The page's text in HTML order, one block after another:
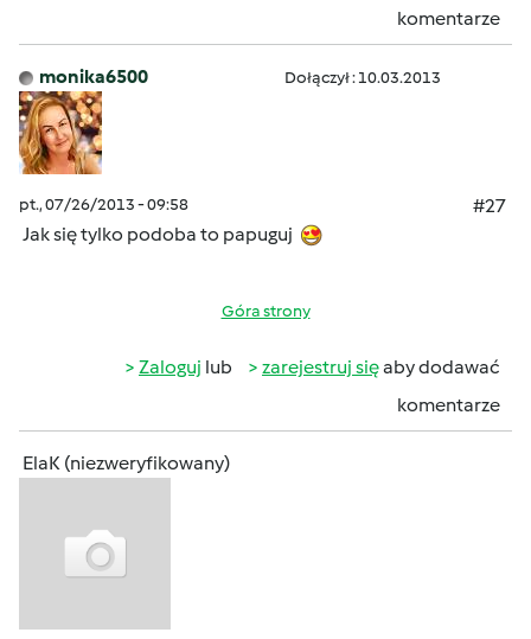
komentarze
monika6500 Dołączył : 10.03.2013
pt., 07/26/2013 - 09:58
#27
Jak się tylko podoba to papuguj
Góra strony
Zaloguj lub zarejestruj sięaby dodawać
komentarze
ElaK (niezweryfikowany)